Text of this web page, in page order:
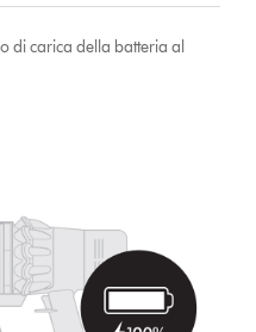
di carica della batteria al